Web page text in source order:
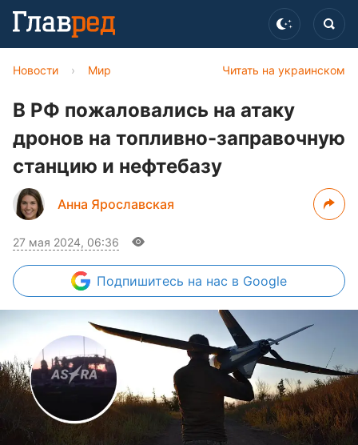
Читать на украинском
Новости › Мир
В РФ пожаловались на атаку
дронов на топливно-заправочную
станцию и нефтебазу
Анна Ярославская
27 мая 2024, 06:36
Подпишитесь на нас в Google